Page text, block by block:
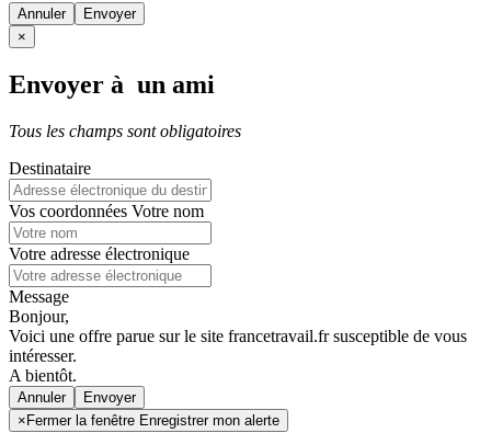
Annuler
×
Envoyer à un ami
Tous les champs sont obligatoires
Destinataire
Vos coordonnées Votre nom
Votre adresse électronique
Message
Bonjour,
Voici une offre parue sur le site francetravail.fr susceptible de vous
intéresser.
A bientôt.
Annuler
× Fermer la fenêtre Enregistrer mon alerte